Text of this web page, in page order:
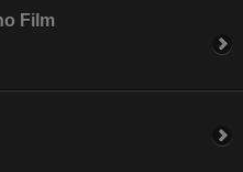
Film